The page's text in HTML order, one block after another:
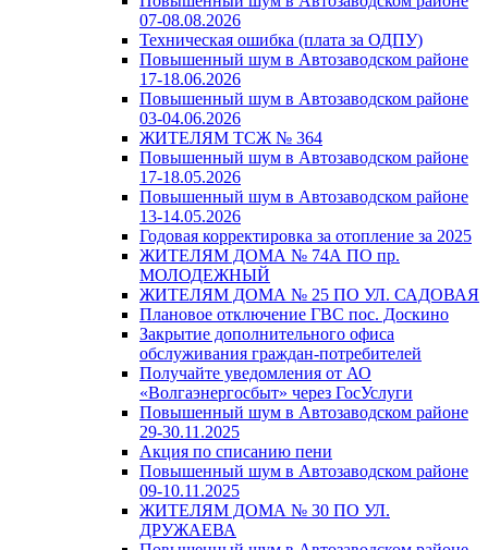
07-08.08.2026
Техническая ошибка (плата за ОДПУ)
Повышенный шум в Автозаводском районе
17-18.06.2026
Повышенный шум в Автозаводском районе
03-04.06.2026
ЖИТЕЛЯМ ТСЖ № 364
Повышенный шум в Автозаводском районе
17-18.05.2026
Повышенный шум в Автозаводском районе
13-14.05.2026
Годовая корректировка за отопление за 2025
ЖИТЕЛЯМ ДОМА № 74А ПО пр.
МОЛОДЕЖНЫЙ
ЖИТЕЛЯМ ДОМА № 25 ПО УЛ. САДОВАЯ
Плановое отключение ГВС пос. Доскино
Закрытие дополнительного офиса
обслуживания граждан-потребителей
Получайте уведомления от АО
«Волгаэнергосбыт» через ГосУслуги
Повышенный шум в Автозаводском районе
29-30.11.2025
Акция по списанию пени
Повышенный шум в Автозаводском районе
09-10.11.2025
ЖИТЕЛЯМ ДОМА № 30 ПО УЛ.
ДРУЖАЕВА